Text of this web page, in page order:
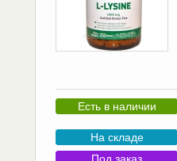
Есть в наличии
На складе